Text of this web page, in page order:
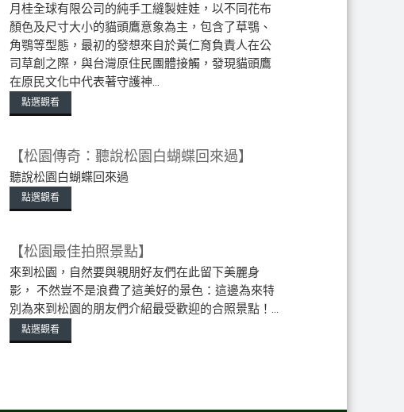
月桂全球有限公司的純手工縫製娃娃，以不同花布
顏色及尺寸大小的貓頭鷹意象為主，包含了草鶚、
角鶚等型態，最初的發想來自於黃仁育負責人在公
司草創之際，與台灣原住民團體接觸，發現貓頭鷹
在原民文化中代表著守護神...
點選觀看
【松園傳奇：聽說松園白蝴蝶回來過】
聽說松園白蝴蝶回來過
點選觀看
【松園最佳拍照景點】
來到松園，自然要與親朋好友們在此留下美麗身
影， 不然豈不是浪費了這美好的景色：這邊為來特
別為來到松園的朋友們介紹最受歡迎的合照景點！...
點選觀看